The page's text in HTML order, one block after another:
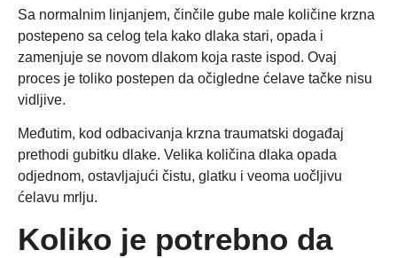
Sa normalnim linjanjem, činčile gube male količine krzna
postepeno sa celog tela kako dlaka stari, opada i
zamenjuje se novom dlakom koja raste ispod. Ovaj
proces je toliko postepen da očigledne ćelave tačke nisu
vidljive.
Međutim, kod odbacivanja krzna traumatski događaj
prethodi gubitku dlake. Velika količina dlaka opada
odjednom, ostavljajući čistu, glatku i veoma uočljivu
ćelavu mrlju.
Koliko je potrebno da